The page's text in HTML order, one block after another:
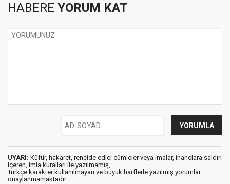
HABERE YORUM KAT
UYARI: Küfür, hakaret, rencide edici cümleler veya imalar, inançlara saldırı
içeren, imla kuralları ile yazılmamış,
Türkçe karakter kullanılmayan ve büyük harflerle yazılmış yorumlar
onaylanmamaktadır.